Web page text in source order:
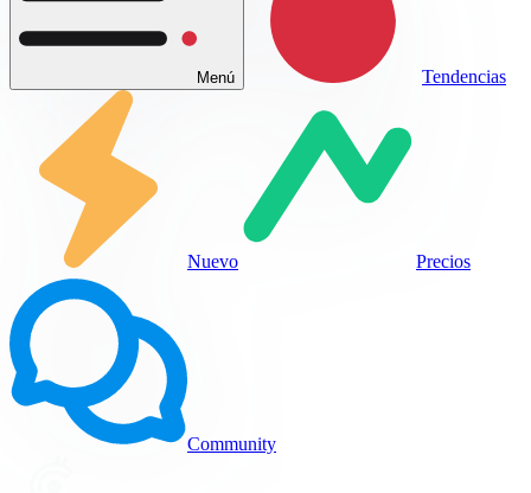
Menú Tendencias
Nuevo Precios
Community